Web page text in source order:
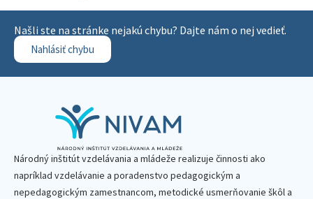
Našli ste na stránke nejakú chybu? Dajte nám o nej vedieť.
Nahlásiť chybu
Národný inštitút vzdelávania a mládeže realizuje činnosti ako
napríklad vzdelávanie a poradenstvo pedagogickým a
nepedagogickým zamestnancom, metodické usmerňovanie škôl a